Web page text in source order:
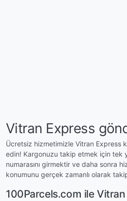
Vitran Express
Ücretsiz hizmetimizle Vitran Express
edin! Kargonuzu takip etmek için tek
numarasını girmektir ve daha sonra
konumunu gerçek zamanlı olarak
100Parcels.com ile